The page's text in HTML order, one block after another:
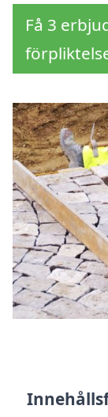
Få 3